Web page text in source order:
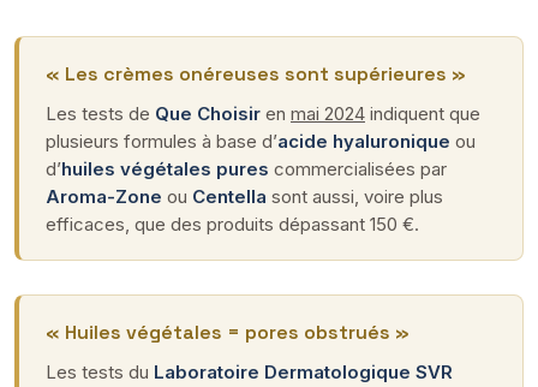
« Les crèmes onéreuses sont supérieures »
Les tests de Que Choisir en mai 2024 indiquent que
plusieurs formules à base d’acide hyaluronique ou
d’huiles végétales pures commercialisées par
Aroma-Zone ou Centella sont aussi, voire plus
efficaces, que des produits dépassant 150 €.
« Huiles végétales = pores obstrués »
Les tests du Laboratoire Dermatologique SVR